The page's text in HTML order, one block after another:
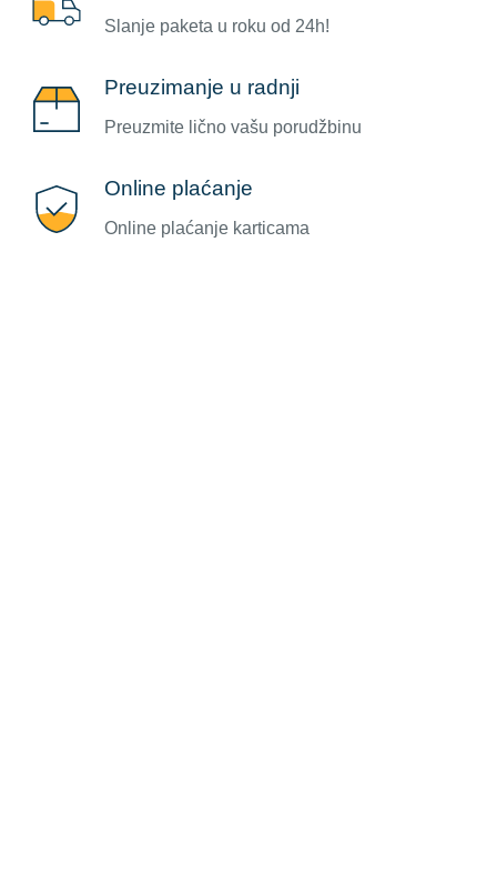
Slanje paketa u roku od 24h!
Preuzimanje u radnji
Preuzmite lično vašu porudžbinu
Online plaćanje
Online plaćanje karticama